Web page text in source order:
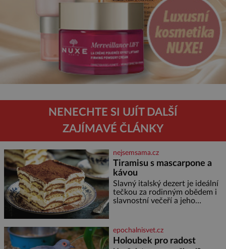
NENECHTE SI UJÍT DALŠÍ
ZAJÍMAVÉ ČLÁNKY
nejsemsama.cz
Tiramisu s mascarpone a
kávou
Slavný italský dezert je ideální
tečkou za rodinným obědem i
slavnostní večeří a jeho
osoby: 250 g mascarpone 3
vejce 80 g cukru 200 g
cukrářských piškotů 250 ml
epochalnisvet.cz
Holoubek pro radost